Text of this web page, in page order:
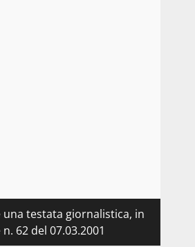
una testata giornalistica, in
62 del 07.03.2001